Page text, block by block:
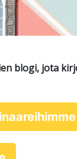
blogi, jota